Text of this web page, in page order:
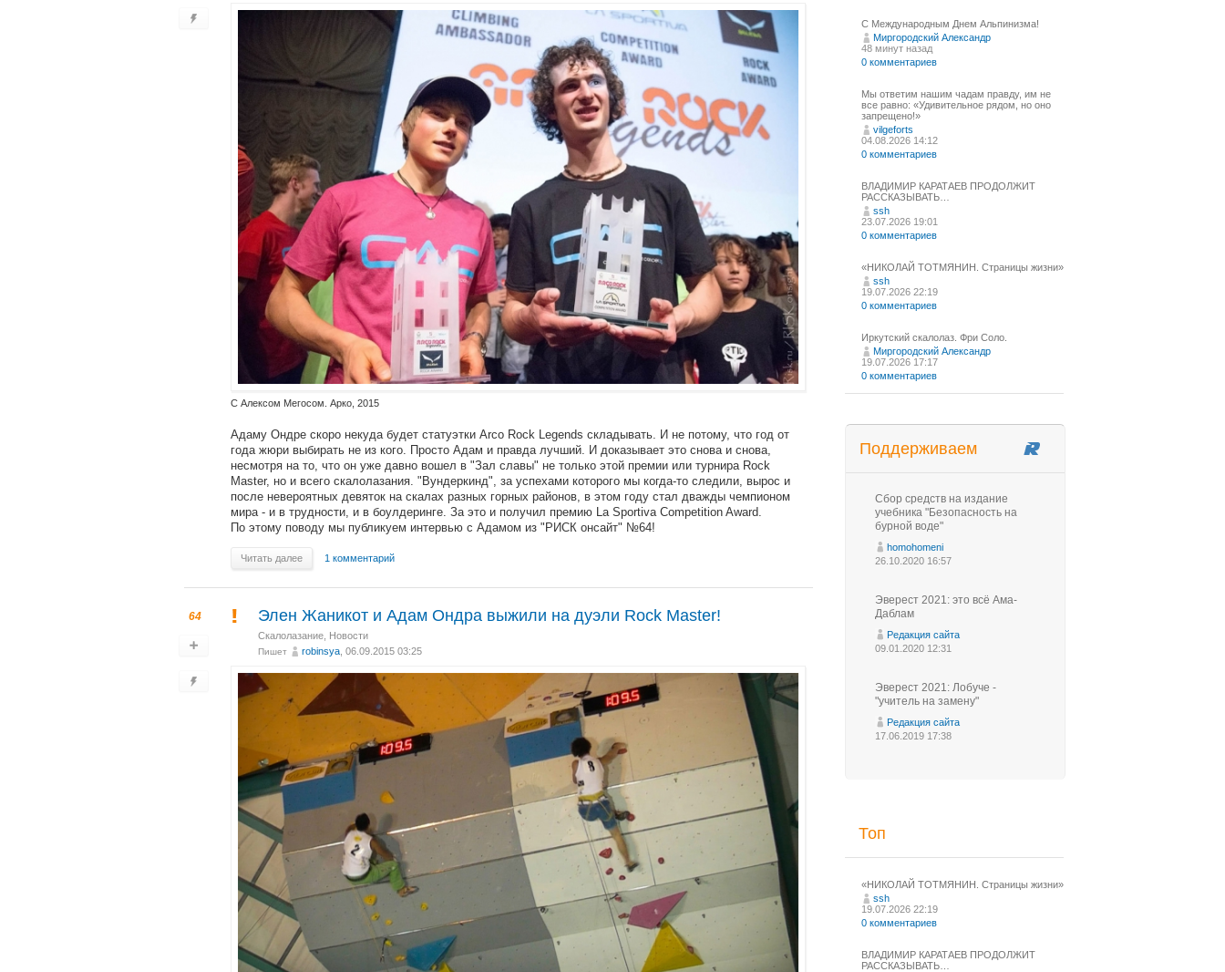
С Алексом Мегосом. Арко, 2015
Адаму Ондре скоро некуда будет статуэтки Arco Rock Legends складывать. И не потому, что год от
года жюри выбирать не из кого. Просто Адам и правда лучший. И доказывает это снова и снова,
несмотря на то, что он уже давно вошел в "Зал славы" не только этой премии или турнира Rock
Master, но и всего скалолазания. "Вундеркинд", за успехами которого мы когда-то следили, вырос и
после невероятных девяток на скалах разных горных районов, в этом году стал дважды чемпионом
мира - и в трудности, и в боулдеринге. За это и получил премию La Sportiva Competition Award.
По этому поводу мы публикуем интервью с Адамом из "РИСК онсайт" №64!
Читать далее 1 комментарий
64 Элен Жаникот и Адам Ондра выжили на дуэли Rock Master!
Скалолазание Новости
Пишет robinsya , 06.09.2015 03:25
С Международным Днем Альпинизма!⁠
Миргородский Александр
48 минут назад
0 комментариев
Мы ответим нашим чадам правду, им не
все равно: «Удивительное рядом, но оно
запрещено!»
vilgeforts
04.08.2026 14:12
0 комментариев
ВЛАДИМИР КАРАТАЕВ ПРОДОЛЖИТ
РАССКАЗЫВАТЬ…
ssh
23.07.2026 19:01
0 комментариев
«НИКОЛАЙ ТОТМЯНИН. Страницы жизни»
ssh
19.07.2026 22:19
0 комментариев
Иркутский скалолаз. Фри Соло.
Миргородский Александр
19.07.2026 17:17
0 комментариев
Поддерживаем
Сбор средств на издание
учебника "Безопасность на
бурной воде"
homohomeni
26.10.2020 16:57
Эверест 2021: это всё Ама-
Даблам
Редакция сайта
09.01.2020 12:31
Эверест 2021: Лобуче -
"учитель на замену"
Редакция сайта
17.06.2019 17:38
Топ
«НИКОЛАЙ ТОТМЯНИН. Страницы жизни»
ssh
19.07.2026 22:19
0 комментариев
ВЛАДИМИР КАРАТАЕВ ПРОДОЛЖИТ
РАССКАЗЫВАТЬ…